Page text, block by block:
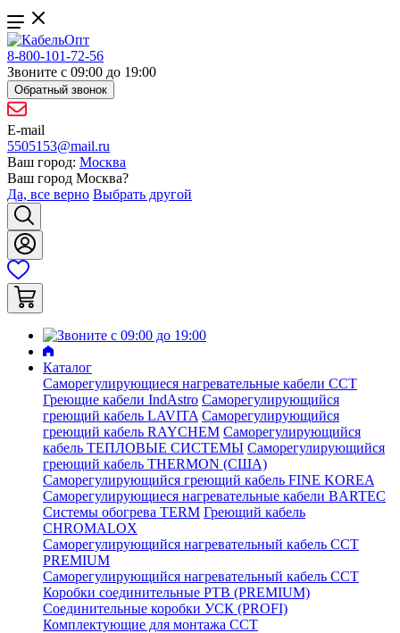
8-800-101-72-56
Звоните с 09:00 до 19:00
Обратный звонок
E-mail
5505153@mail.ru
Ваш город: Москва
Ваш город Москва?
Да, все верно Выбрать другой
Каталог
Саморегулирующиеся нагревательные кабели ССТ
Греющие кабели IndAstro Саморегулирующийся
греющий кабель LAVITA Саморегулирующийся
греющий кабель RAYCHEM Саморегулирующийся
кабель ТЕПЛОВЫЕ СИСТЕМЫ Саморегулирующийся
греющий кабель THERMON (США)
Саморегулирующийся греющий кабель FINE KOREA
Саморегулирующиеся нагревательные кабели BARTEC
Системы обогрева TERM Греющий кабель
CHROMALOX
Саморегулирующийся нагревательный кабель ССТ
PREMIUM
Саморегулирующийся нагревательный кабель ССТ
Коробки соединительные РТВ (PREMIUM)
Соединительные коробки УСК (PROFI)
Комплектующие для монтажа ССТ